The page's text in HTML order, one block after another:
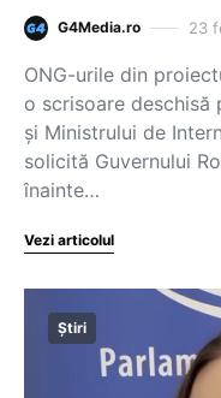
G4Media.ro 23
ONG-urile din
o scrisoare deschisă
și Ministrului de
solicită Guvernului
înainte…
Vezi articolul
Știri